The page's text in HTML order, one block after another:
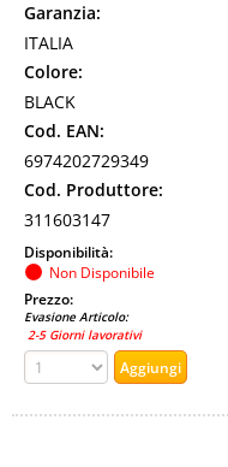
Garanzia:
ITALIA
Colore:
BLACK
Cod. EAN:
6974202729349
Cod. Produttore:
311603147
Disponibilità:
Non Disponibile
Prezzo:
Evasione Articolo:
2-5 Giorni lavorativi